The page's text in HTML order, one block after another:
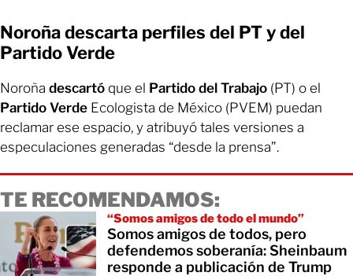
Noroña descarta perfiles del PT y del
Partido Verde
Noroña descartó que el Partido del Trabajo (PT) o el
Partido Verde Ecologista de México (PVEM) puedan
reclamar ese espacio, y atribuyó tales versiones a
especulaciones generadas “desde la prensa”.
TE RECOMENDAMOS:
“Somos amigos de todo el mundo”
Somos amigos de todos, pero
defendemos soberanía: Sheinbaum
responde a publicación de Trump